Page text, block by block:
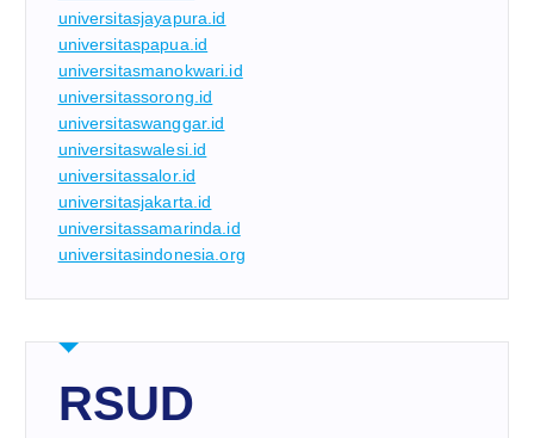
universitasjayapura.id
universitaspapua.id
universitasmanokwari.id
universitassorong.id
universitaswanggar.id
universitaswalesi.id
universitassalor.id
universitasjakarta.id
universitassamarinda.id
universitasindonesia.org
RSUD